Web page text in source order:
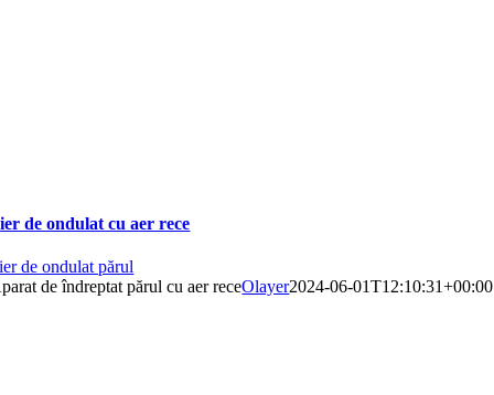
de ondulat cu aer rece
de ondulat părul
de îndreptat părul cu aer receOlayer2024-06-01T12:10:31+00:00